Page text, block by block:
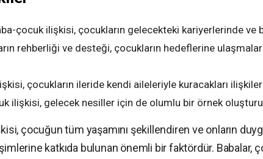
çocuk ilişkisi, çocukların gelecekteki kariyerlerinde ve
rehberliği ve desteği, çocukların hedeflerine
çocukların ileride kendi aileleriyle kuracakları
ilişkisi, gelecek nesiller için de olumlu bir örnek
çocuğun tüm yaşamını şekillendiren ve onların
katkıda bulunan önemli bir faktördür. Babalar,